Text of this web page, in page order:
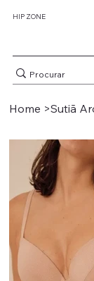
HIP ZONE
Home >Sutiã